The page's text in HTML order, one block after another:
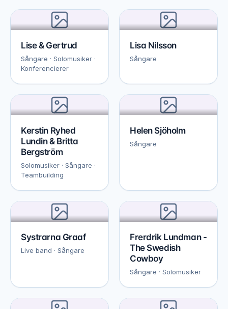
Lise & Gertrud
Sångare · Solomusiker ·
Konferencierer
Lisa Nilsson
Sångare
Kerstin Ryhed
Lundin & Britta
Bergström
Solomusiker · Sångare ·
Teambuilding
Helen Sjöholm
Sångare
Systrarna Graaf
Live band · Sångare
Frerdrik Lundman -
The Swedish
Cowboy
Sångare · Solomusiker